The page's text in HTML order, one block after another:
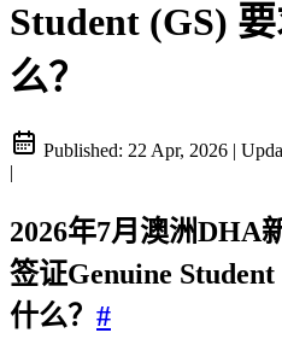
Student (GS)
么？
Published: 22 Apr, 2026 |
|
2026年7月澳洲DHA
签证Genuine
什么？ #